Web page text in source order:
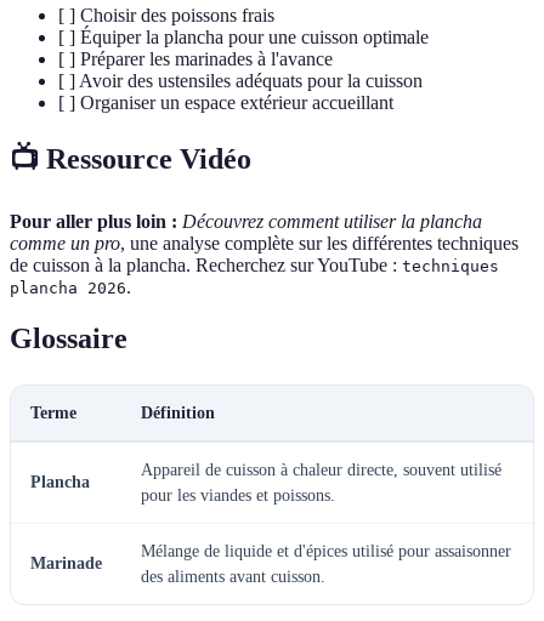
[ ] Choisir des poissons frais
[ ] Équiper la plancha pour une cuisson optimale
[ ] Préparer les marinades à l'avance
[ ] Avoir des ustensiles adéquats pour la cuisson
[ ] Organiser un espace extérieur accueillant
📺 Ressource Vidéo
Pour aller plus loin : Découvrez comment utiliser la plancha
comme un pro, une analyse complète sur les différentes techniques
de cuisson à la plancha. Recherchez sur YouTube : techniques
plancha 2026.
Glossaire
Terme Définition
Plancha
Appareil de cuisson à chaleur directe, souvent utilisé
pour les viandes et poissons.
Marinade
Mélange de liquide et d'épices utilisé pour assaisonner
des aliments avant cuisson.